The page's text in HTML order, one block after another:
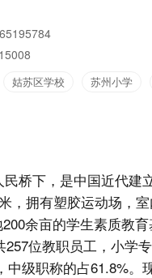
姑苏区学校 苏州小学
桥下，是中国近代建
，拥有塑胶运动场，
余亩的学生素质教
位教职员工，小学
级职称的占61.8%。